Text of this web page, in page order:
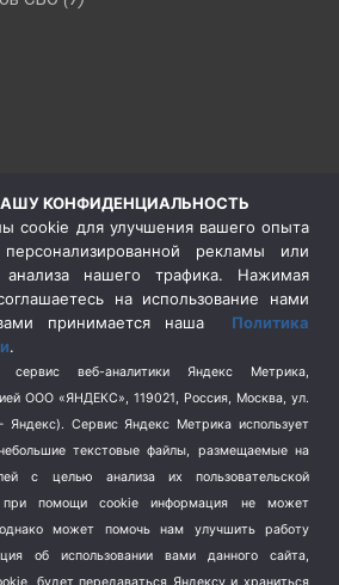
(3)
(404)
КОНФИДЕНЦИАЛЬНОСТЬ
cookie для улучшения вашего опыта
рекламы или
нашего трафика. Нажимая
на использование нами
принимается наша Политика
.
сервис веб-аналитики Яндекс Метрика,
ООО «ЯНДЕКС», 119021, Россия, Москва, ул.
Сервис Яндекс Метрика использует
текстовые файлы, размещаемые на
с целью анализа их пользовательской
при помощи cookie информация не может
может помочь нам улучшить работу
об использовании вами данного сайта,